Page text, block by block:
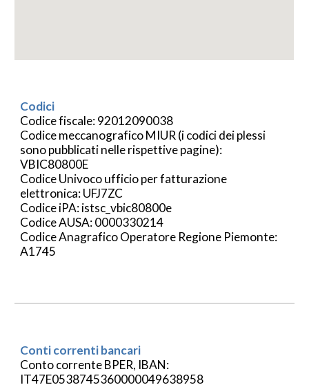
Codici
Codice fiscale: 92012090038
Codice meccanografico MIUR (i codici dei plessi
sono pubblicati nelle rispettive pagine):
VBIC80800E
Codice Univoco ufficio per fatturazione
elettronica: UFJ7ZC
Codice iPA: istsc_vbic80800e
Codice AUSA: 0000330214
Codice Anagrafico Operatore Regione Piemonte:
A1745
Conti correnti bancari
Conto corrente BPER, IBAN:
IT47E0538745360000049638958